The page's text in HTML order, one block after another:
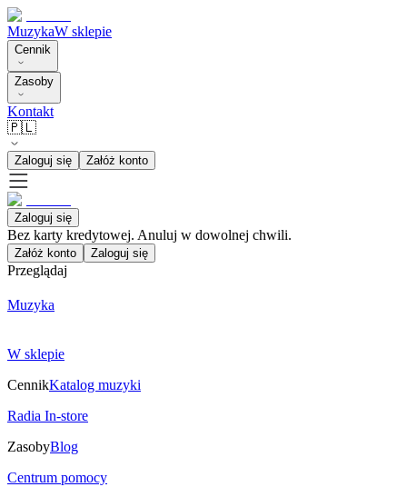
MuzykaW sklepie
Cennik
Zasoby
Kontakt
🇵🇱
Zaloguj się Załóż konto
Zaloguj się
Bez karty kredytowej. Anuluj w dowolnej chwili.
Załóż konto Zaloguj się
Przeglądaj
Muzyka
W sklepie
CennikKatalog muzyki
Radia In-store
ZasobyBlog
Centrum pomocy